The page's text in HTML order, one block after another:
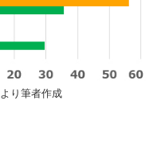
より筆者作成